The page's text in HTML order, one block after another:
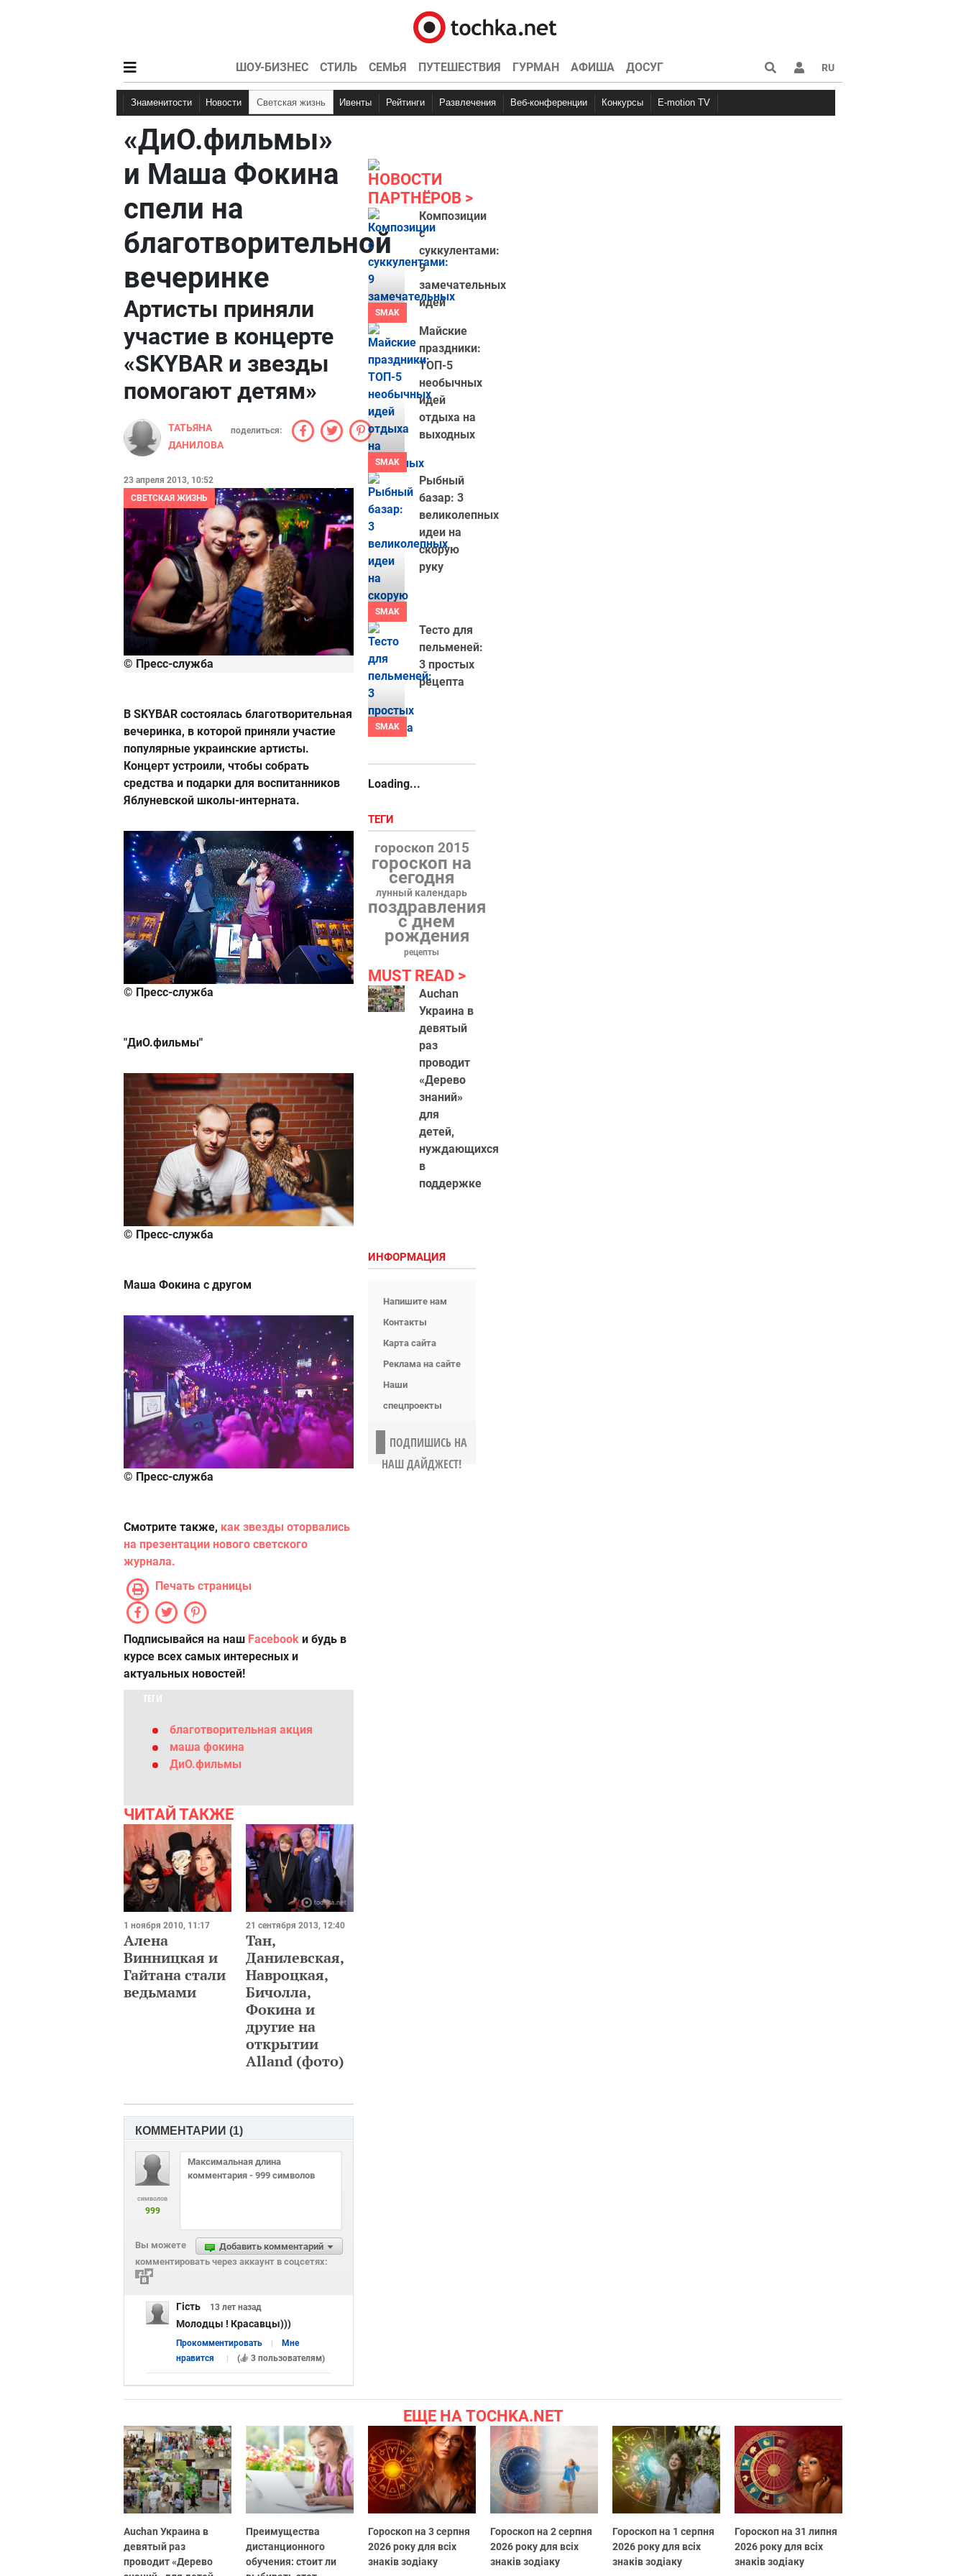
ШОУ-БИЗНЕС СТИЛЬ СЕМЬЯ ПУТЕШЕСТВИЯ ГУРМАН АФИША ДОСУГ RU
Знаменитости Новости Светская жизнь Ивенты Рейтинги Развлечения Веб-конференции Конкурсы E-motion TV
«ДиО.фильмы»
и Маша Фокина
спели на
благотворительной
вечеринке
Артисты приняли
участие в концерте
«SKYBAR и звезды
помогают детям»
ТАТЬЯНА
ДАНИЛОВА
поделиться:
23 апреля 2013, 10:52
СВЕТСКАЯ ЖИЗНЬ
© Пресс-служба
В SKYBAR состоялась благотворительная
вечеринка, в которой приняли участие
популярные украинские артисты.
Концерт устроили, чтобы собрать
средства и подарки для воспитанников
Яблуневской школы-интерната.
© Пресс-служба
"ДиО.фильмы"
© Пресс-служба
Маша Фокина с другом
© Пресс-служба
Смотрите также, как звезды оторвались
на презентации нового светского
журнала.
Печать страницы
Подписывайся на наш Facebook и будь в
курсе всех самых интересных и
актуальных новостей!
ТЕГИ
благотворительная акция
маша фокина
ДиО.фильмы
ЧИТАЙ ТАКЖЕ
1 ноября 2010, 11:17
Алена
Винницкая и
Гайтана стали
ведьмами
21 сентября 2013, 12:40
Тан,
Данилевская,
Навроцкая,
Бичолла,
Фокина и
другие на
открытии
Alland (фото)
КОММЕНТАРИИ (1)
символов
999
Добавить комментарий
Вы можете
комментировать через аккаунт в соцсетях:
Гість 13 лет назад
Молодцы ! Красавцы)))
Прокомментировать
Мне
нравится
( 3 пользователям)
НОВОСТИ
ПАРТНЁРОВ
SMAK
Композиции
с
суккулентами:
9
замечательных
идей
SMAK
Майские
праздники:
ТОП-5
необычных
идей
отдыха на
выходных
SMAK
Рыбный
базар: 3
великолепных
идеи на
скорую
руку
SMAK
Тесто для
пельменей:
3 простых
рецепта
Loading...
ТЕГИ
гороскоп 2015
гороскоп на
сегодня
лунный календарь
поздравления
с днем
рождения
рецепты
MUST READ
Auchan
Украина в
девятый
раз
проводит
«Дерево
знаний»
для
детей,
нуждающихся
в
поддержке
ИНФОРМАЦИЯ
Напишите нам
Контакты
Карта сайта
Реклама на сайте
Наши
спецпроекты
ПОДПИШИСЬ НА
НАШ ДАЙДЖЕСТ!
ЕЩЕ НА TOCHKA.NET
Auchan Украина в
девятый раз
проводит «Дерево
Преимущества
дистанционного
обучения: стоит ли
Гороскоп на 3 серпня
2026 року для всіх
знаків зодіаку
Гороскоп на 2 серпня
2026 року для всіх
знаків зодіаку
Гороскоп на 1 серпня
2026 року для всіх
знаків зодіаку
Гороскоп на 31 липня
2026 року для всіх
знаків зодіаку